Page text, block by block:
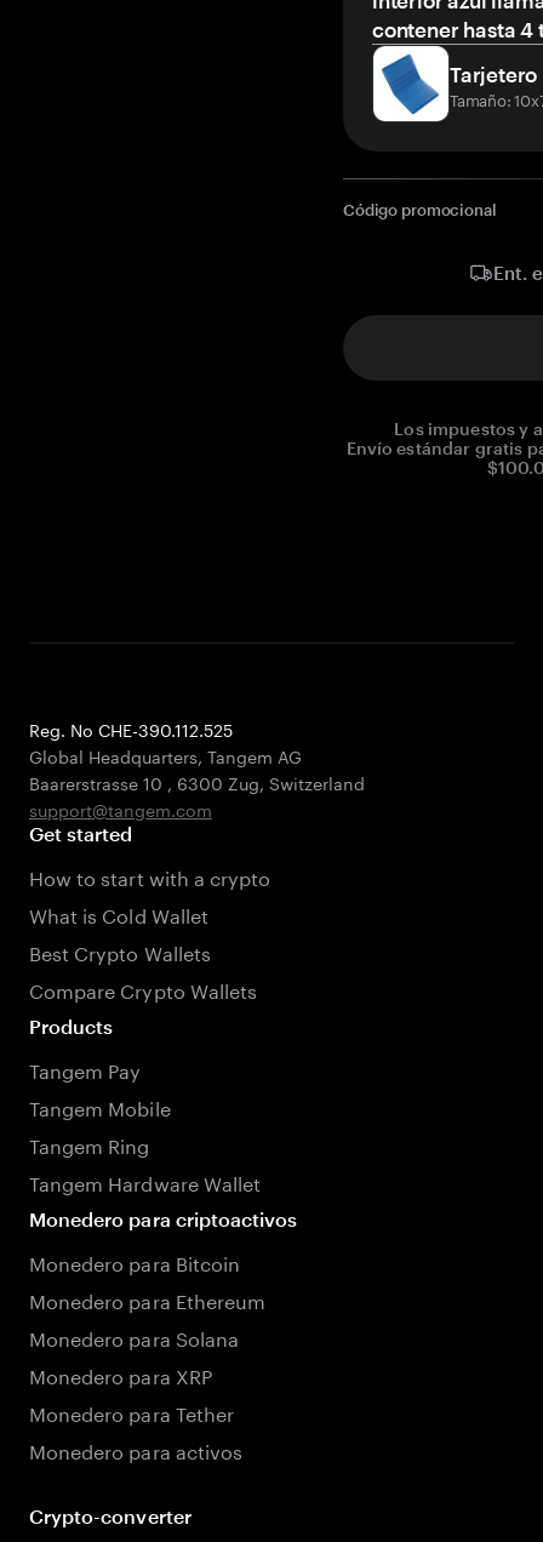
contener hasta 4
Tarjetero
Tamaño:
Código promocional
Ent.
Los impuestos y
Envío estándar gratis
Reg. No CHE-390.112.525
Global Headquarters, Tangem AG
Baarerstrasse 10 , 6300 Zug, Switzerland
support@tangem.com
Get started
How to start with a crypto
What is Cold Wallet
Best Crypto Wallets
Compare Crypto Wallets
Products
Tangem Pay
Tangem Mobile
Tangem Ring
Tangem Hardware Wallet
Monedero para criptoactivos
Monedero para Bitcoin
Monedero para Ethereum
Monedero para Solana
Monedero para XRP
Monedero para Tether
Monedero para activos
Crypto-converter